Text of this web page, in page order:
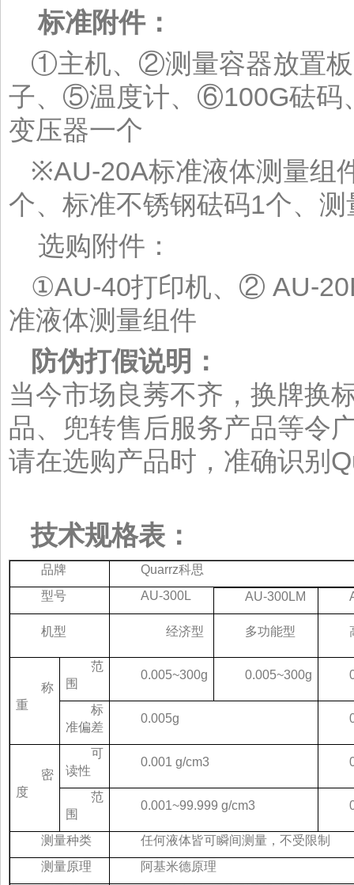
标准附件：
①主机、②测量容器放置
子、⑤温度计、⑥100G砝
变压器一个
※AU-20A标准液体测量组
个、标准不锈钢砝码1个、测
选购附件：
①AU-40打印机、② AU-
准液体测量组件
防伪打假说明：
当今市场良莠不齐，换牌换
品、兜转售后服务产品等令
请在选购产品时，准确识别
技术规格表：
品牌
Quarrz科思
型号
AU-300L AU-300LM
机型 经济型 多功能型
称
重
范
围
0.005~300g 0.005~300g
标
准偏差
0.005g
密
度
可
读性
0.001 g/cm3
范
围
0.001~99.999 g/cm3
测量种类
任何液体皆可瞬间测量，不受限制
测量原理
阿基米德原理